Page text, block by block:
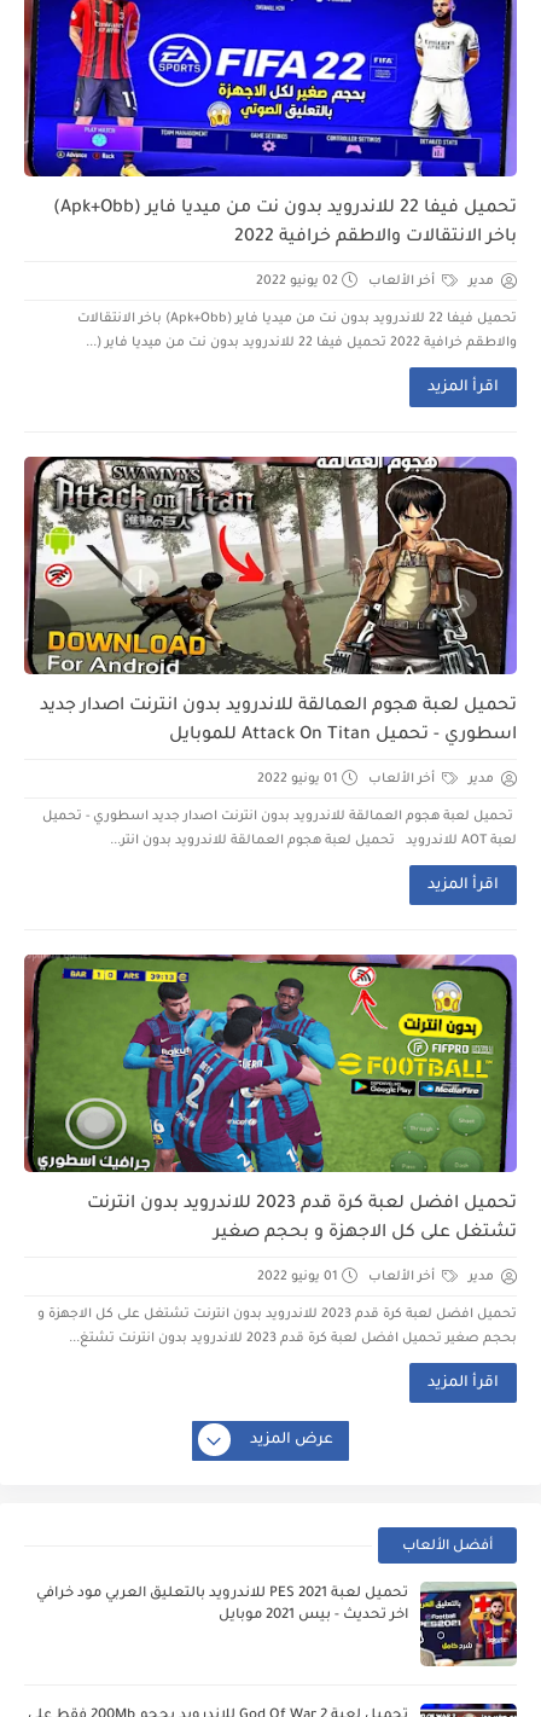
تحميل فيفا 22 للاندرويد بدون نت من ميديا فاير (Apk+Obb)
باخر الانتقالات والاطقم خرافية 2022
مدير أخر الألعاب 02 يونيو 2022
تحميل فيفا 22 للاندرويد بدون نت من ميديا فاير (Apk+Obb) باخر الانتقالات
والاطقم خرافية 2022 تحميل فيفا 22 للاندرويد بدون نت من ميديا فاير (...
اقرأ المزيد
تحميل لعبة هجوم العمالقة للاندرويد بدون انترنت اصدار جديد
اسطوري - تحميل Attack On Titan للموبايل
مدير أخر الألعاب 01 يونيو 2022
تحميل لعبة هجوم العمالقة للاندرويد بدون انترنت اصدار جديد اسطوري - تحميل
لعبة AOT للاندرويد تحميل لعبة هجوم العمالقة للاندرويد بدون انتر...
اقرأ المزيد
تحميل افضل لعبة كرة قدم 2023 للاندرويد بدون انترنت
تشتغل على كل الاجهزة و بحجم صغير
مدير أخر الألعاب 01 يونيو 2022
تحميل افضل لعبة كرة قدم 2023 للاندرويد بدون انترنت تشتغل على كل الاجهزة و
بحجم صغير تحميل افضل لعبة كرة قدم 2023 للاندرويد بدون انترنت تشتغ...
اقرأ المزيد
عرض المزيد
أفضل الألعاب
تحميل لعبة PES 2021 للاندرويد بالتعليق العربي مود خرافي
اخر تحديث - بيس 2021 موبايل